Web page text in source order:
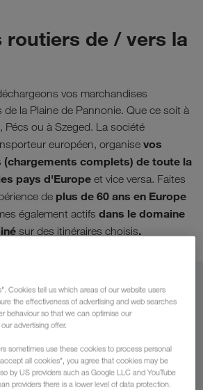
routiers de / vers la
vos marchandises
la Plaine de Pannonie. Que ce soit à
Pécs ou à Szeged. La société
européen, organise vos
complets) de toute la
pays d'Europe et vice versa. Faites
de plus de 60 ans en Europe
également actifs dans le domaine
sur des itinéraires choisis.
Cookies tell us which areas of our website users
the effectiveness of advertising and web searches
behaviour so that we can optimise our
advertising offer.
sometimes use these cookies to process personal
all cookies", you agree that cookies may be
by US providers such as Google LLC and YouTube
providers there is a lower level of data protection.